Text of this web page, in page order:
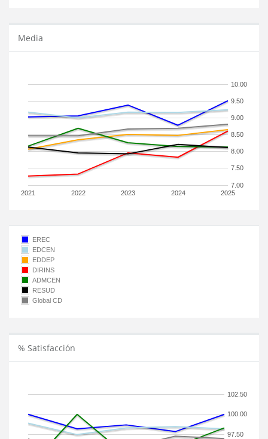
Media
2021 2022 2023 2024 2025
7.00
7.50
8.00
8.50
9.00
9.50
10.00
EREC
EDCEN
EDDEP
DIRINS
ADMCEN
RESUD
Global CD
% Satisfacción
97.50
100.00
102.50